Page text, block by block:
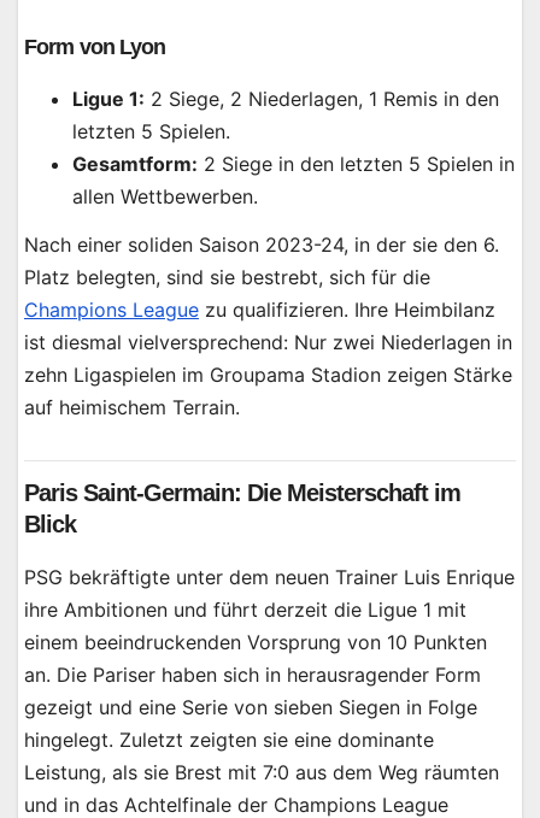
Form von Lyon
Ligue 1: 2 Siege, 2 Niederlagen, 1 Remis in den
letzten 5 Spielen.
Gesamtform: 2 Siege in den letzten 5 Spielen in
allen Wettbewerben.
Nach einer soliden Saison 2023-24, in der sie den 6.
Platz belegten, sind sie bestrebt, sich für die
Champions League zu qualifizieren. Ihre Heimbilanz
ist diesmal vielversprechend: Nur zwei Niederlagen in
zehn Ligaspielen im Groupama Stadion zeigen Stärke
auf heimischem Terrain.
Paris Saint-Germain: Die Meisterschaft im
Blick
PSG bekräftigte unter dem neuen Trainer Luis Enrique
ihre Ambitionen und führt derzeit die Ligue 1 mit
einem beeindruckenden Vorsprung von 10 Punkten
an. Die Pariser haben sich in herausragender Form
gezeigt und eine Serie von sieben Siegen in Folge
hingelegt. Zuletzt zeigten sie eine dominante
Leistung, als sie Brest mit 7:0 aus dem Weg räumten
und in das Achtelfinale der Champions League